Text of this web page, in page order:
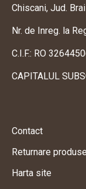
Chiscani, Jud.
Nr. de Inreg. la
C.I.F.: RO
CAPITALUL
Contact
Returnare produse
Harta site